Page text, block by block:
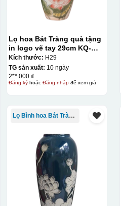
Lọ hoa Bát Tràng quà tặng
in logo vẽ tay 29cm KQ-
LH01
Kích thước: H29
TG sản xuất: 10 ngày
2**.000 ₫
Đăng kýhoặc Đăng nhậpđể xem giá
Lọ Bình hoa Bát Tràng in logo